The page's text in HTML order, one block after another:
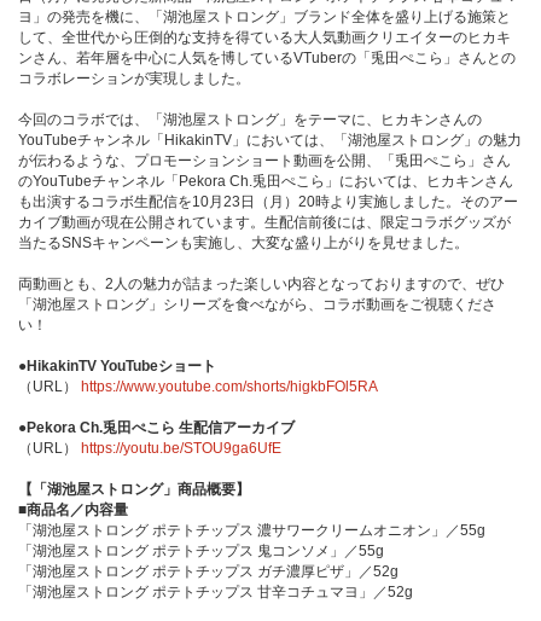
ヨ」の発売を機に、「湖池屋ストロング」ブランド全体を盛り上げる施策と
して、全世代から圧倒的な支持を得ている大人気動画クリエイターのヒカキ
ンさん、若年層を中心に人気を博しているVTuberの「兎田ぺこら」さんとの
コラボレーションが実現しました。
今回のコラボでは、「湖池屋ストロング」をテーマに、ヒカキンさんの
YouTubeチャンネル「HikakinTV」においては、「湖池屋ストロング」の魅力
が伝わるような、プロモーションショート動画を公開、「兎田ぺこら」さん
のYouTubeチャンネル「Pekora Ch.兎田ぺこら」においては、ヒカキンさん
も出演するコラボ生配信を10月23日（月）20時より実施しました。そのアー
カイブ動画が現在公開されています。生配信前後には、限定コラボグッズが
当たるSNSキャンペーンも実施し、大変な盛り上がりを見せました。
両動画とも、2人の魅力が詰まった楽しい内容となっておりますので、ぜひ
「湖池屋ストロング」シリーズを食べながら、コラボ動画をご視聴くださ
い！
●HikakinTV YouTubeショート
（URL）
https://www.youtube.com/shorts/higkbFOl5RA
●Pekora Ch.兎田ぺこら 生配信アーカイブ
（URL）
https://youtu.be/STOU9ga6UfE
【「湖池屋ストロング」商品概要】
■商品名／内容量
「湖池屋ストロング ポテトチップス 濃サワークリームオニオン」／55g
「湖池屋ストロング ポテトチップス 鬼コンソメ」／55g
「湖池屋ストロング ポテトチップス ガチ濃厚ピザ」／52g
「湖池屋ストロング ポテトチップス 甘辛コチュマヨ」／52g